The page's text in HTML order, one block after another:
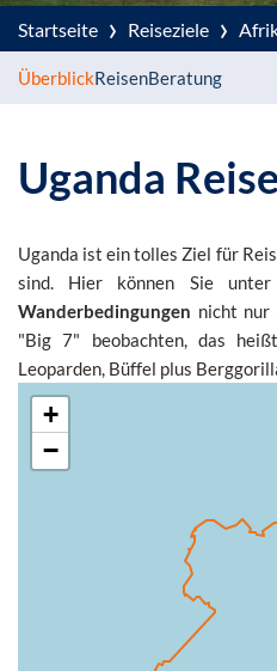
Startseite › Reiseziele ›
ÜberblickReisenBeratung
Uganda
Uganda ist ein tolles Ziel für
sind. Hier können Sie unter
Wanderbedingungen nicht nur
"Big 7" beobachten, das
Leoparden, Büffel plus
+
−